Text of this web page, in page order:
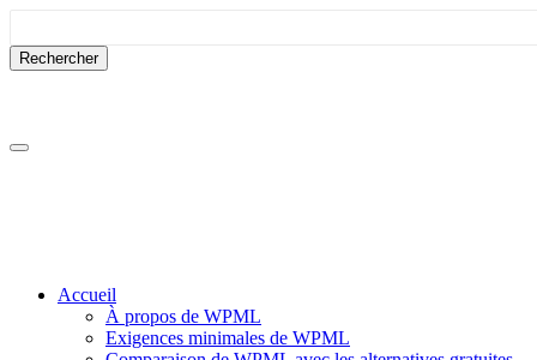
contenu
la
Accueil
À propos de WPML
Exigences minimales de WPML